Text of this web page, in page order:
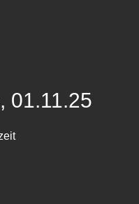
01.11.25